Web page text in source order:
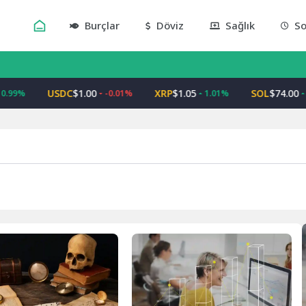
Burçlar Döviz Sağlık
USDC$1.00 -0.01% XRP$1.05 1.01% SOL$74.00